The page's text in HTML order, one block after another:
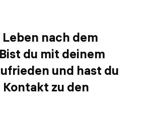
nach dem
du mit deinem
und hast du
zu den